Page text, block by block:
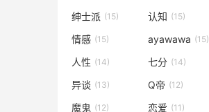
绅士派 (15) 认知 (15)
情感 (15) ayawawa (15)
人性 (14) 七分 (14)
异谈 (13) Q帝 (12)
魔鬼 (12) 恋爱 (11)